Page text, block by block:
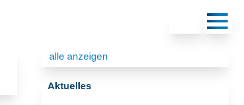
alle anzeigen
Aktuelles